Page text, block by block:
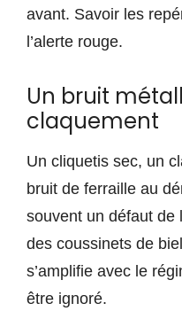
avant. Savoir les
l’alerte rouge.
Un bruit
claquement
Un cliquetis sec, un
bruit de ferraille au
souvent un défaut de
des coussinets de
s’amplifie avec le
être ignoré.